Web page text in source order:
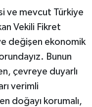
ve mevcut Türkiye
Vekili Fikret
değişen ekonomik
Bunun
çevreye duyarlı
verimli
doğayı korumalı,